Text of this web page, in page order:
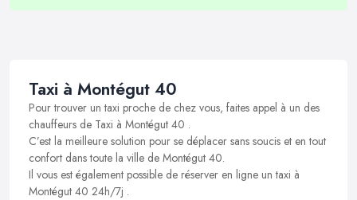
Taxi à Montégut 40
Pour trouver un taxi proche de chez vous, faites appel à un des
chauffeurs de Taxi à Montégut 40 .
C’est la meilleure solution pour se déplacer sans soucis et en tout
confort dans toute la ville de Montégut 40.
Il vous est également possible de réserver en ligne un taxi à
Montégut 40 24h/7j .